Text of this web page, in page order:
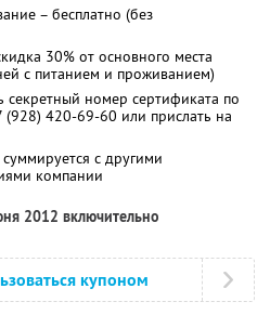
– бесплатно (без
30% от основного места
с питанием и проживанием)
номер сертификата по
(928) 420-69-60 или прислать на
с другими
компании
2012 включительно
купоном